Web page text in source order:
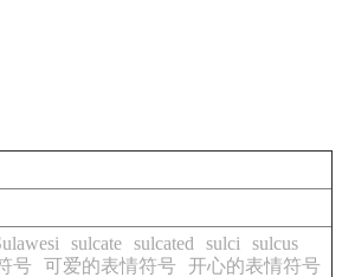
sulcate sulcated sulci
sulcus
号 可爱的表情符号
开心的表情符号